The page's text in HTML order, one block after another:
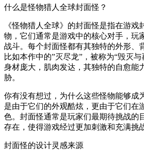
什么是怪物猎人全球封面怪？
《怪物猎人全球》的封面怪是指在游戏
物，它们通常是游戏中的核心对手，玩
战斗。每个封面怪都有其独特的外形、
比如本作中的”灭尽龙”，被称为“毁灭
身材庞大，肌肉发达，其独特的自愈能
胁。
你有没有想过，为什么这些怪物能够成
是由于它们的外观酷炫，更由于它们在
色。封面怪通常是玩家们最期待挑战的
存在，使得游戏经过更加刺激和充满挑
封面怪的设计灵感来源